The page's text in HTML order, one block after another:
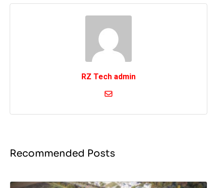
RZ Tech admin
Recommended Posts